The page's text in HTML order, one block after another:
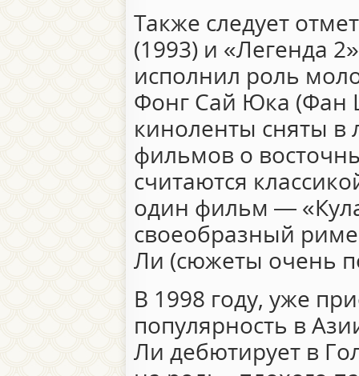
Также следует
(1993) и «Легенда
исполнил роль
Фонг Сай Юка (Фан
киноленты сняты в
фильмов о
считаются
один фильм —
своеобразный
Ли (сюжеты очень
В 1998 году, уже
популярность в
Ли дебютирует в